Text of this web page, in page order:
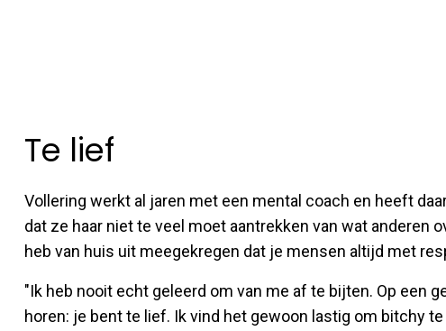
Te lief
Vollering werkt al jaren met een mental coach en heeft
dat ze haar niet te veel moet aantrekken van wat anderen
heb van huis uit meegekregen dat je mensen altijd met
"Ik heb nooit echt geleerd om van me af te bijten. Op een
horen: je bent te lief. Ik vind het gewoon lastig om bitchy